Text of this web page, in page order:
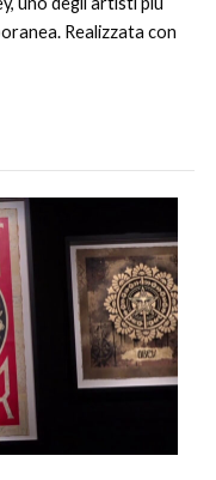
Realizzata con